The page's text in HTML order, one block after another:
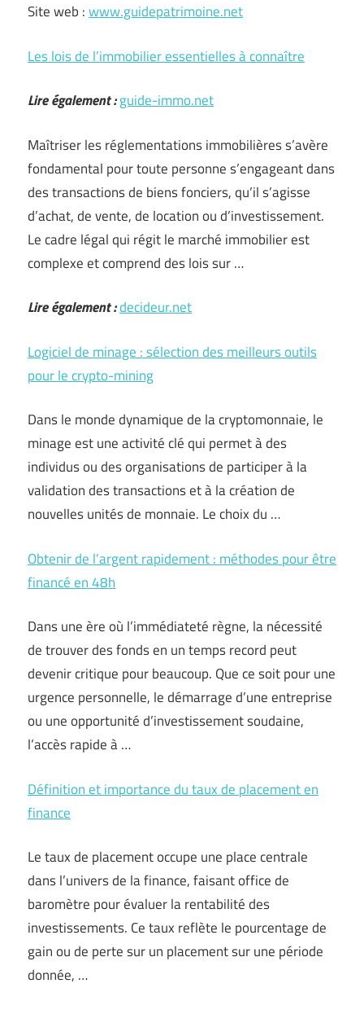
Site web :www.guidepatrimoine.net
Les lois de l’immobilier essentielles à connaître
Lire également :guide-immo.net
Maîtriser les réglementations immobilières s’avère
fondamental pour toute personne s’engageant dans
des transactions de biens fonciers, qu’il s’agisse
d’achat, de vente, de location ou d’investissement.
Le cadre légal qui régit le marché immobilier est
complexe et comprend des lois sur …
Lire également :decideur.net
Logiciel de minage : sélection des meilleurs outils
pour le crypto-mining
Dans le monde dynamique de la cryptomonnaie, le
minage est une activité clé qui permet à des
individus ou des organisations de participer à la
validation des transactions et à la création de
nouvelles unités de monnaie. Le choix du …
Obtenir de l’argent rapidement : méthodes pour être
financé en 48h
Dans une ère où l’immédiateté règne, la nécessité
de trouver des fonds en un temps record peut
devenir critique pour beaucoup. Que ce soit pour une
urgence personnelle, le démarrage d’une entreprise
ou une opportunité d’investissement soudaine,
l’accès rapide à …
Définition et importance du taux de placement en
finance
Le taux de placement occupe une place centrale
dans l’univers de la finance, faisant office de
baromètre pour évaluer la rentabilité des
investissements. Ce taux reflète le pourcentage de
gain ou de perte sur un placement sur une période
donnée, …